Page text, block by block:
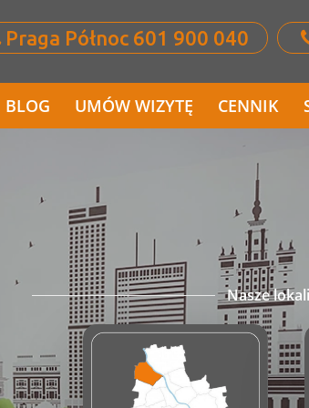
Praga Północ 601 900 040
BLOG UMÓW WIZYTĘ CENNIK
Nasze